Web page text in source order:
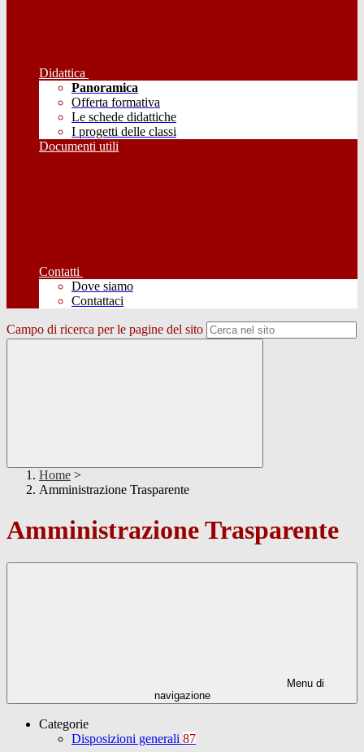
Didattica
Panoramica
Offerta formativa
Le schede didattiche
I progetti delle classi
Documenti utili
Contatti
Dove siamo
Contattaci
Campo di ricerca per le pagine del sito
Home >
Amministrazione Trasparente
Amministrazione Trasparente
Menu di
navigazione
Categorie
Disposizioni generali 87